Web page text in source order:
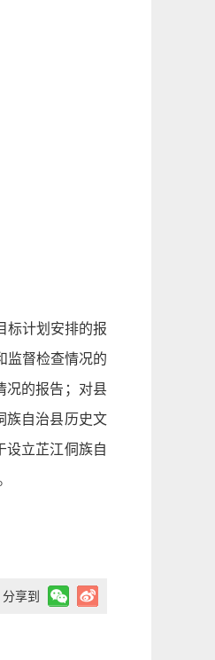
标计划安排的报
监督检查情况的
况的报告；对县
族自治县历史文
设立芷江侗族自
分享到